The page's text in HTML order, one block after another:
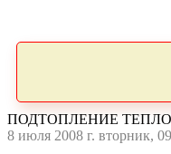
ПОДТОПЛЕНИЕ
8 июля 2008 г. вторник,